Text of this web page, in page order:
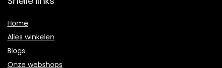
Home
Alles winkelen
Blogs
Onze webshops